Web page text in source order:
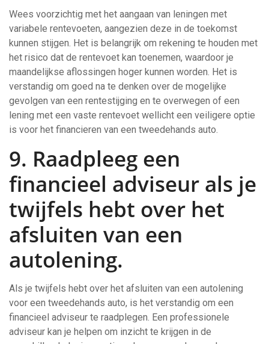
Wees voorzichtig met het aangaan van leningen met
variabele rentevoeten, aangezien deze in de toekomst
kunnen stijgen. Het is belangrijk om rekening te houden met
het risico dat de rentevoet kan toenemen, waardoor je
maandelijkse aflossingen hoger kunnen worden. Het is
verstandig om goed na te denken over de mogelijke
gevolgen van een rentestijging en te overwegen of een
lening met een vaste rentevoet wellicht een veiligere optie
is voor het financieren van een tweedehands auto.
9. Raadpleeg een
financieel adviseur als je
twijfels hebt over het
afsluiten van een
autolening.
Als je twijfels hebt over het afsluiten van een autolening
voor een tweedehands auto, is het verstandig om een
financieel adviseur te raadplegen. Een professionele
adviseur kan je helpen om inzicht te krijgen in de